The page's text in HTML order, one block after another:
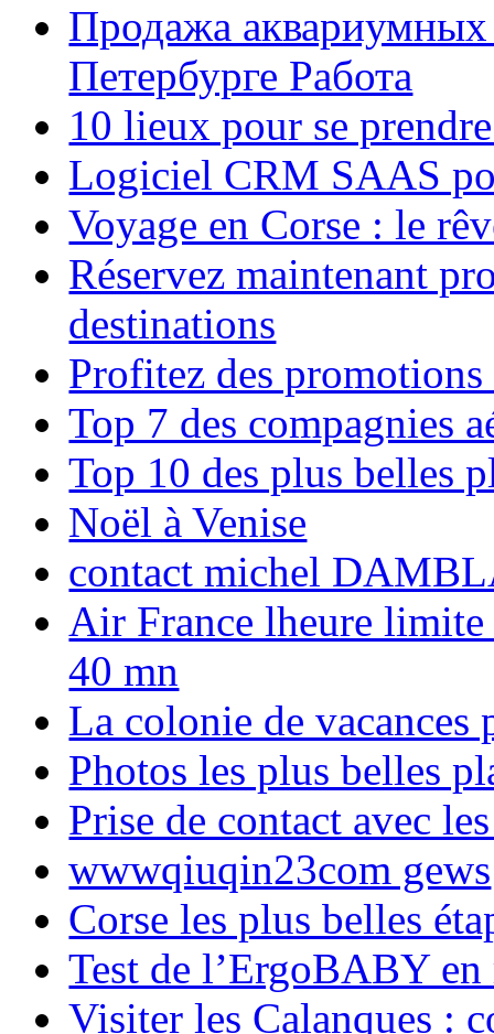
Продажа аквариумных
Петербурге Работа
10 lieux pour se
Logiciel CRM SAAS
Voyage en Corse : le
Réservez maintenant
destinations
Profitez des
Top 7 des compagnies
Top 10 des plus belles
Noël à Venise
contact michel
Air France lheure limite
40 mn
La colonie de vacances
Photos les plus belles
Prise de contact avec
wwwqiuqin23com gews
Corse les plus belles
Test de l’ErgoBABY en
Visiter les Calanques :